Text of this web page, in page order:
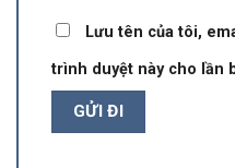
Lưu tên của tôi,
trình duyệt này cho lần